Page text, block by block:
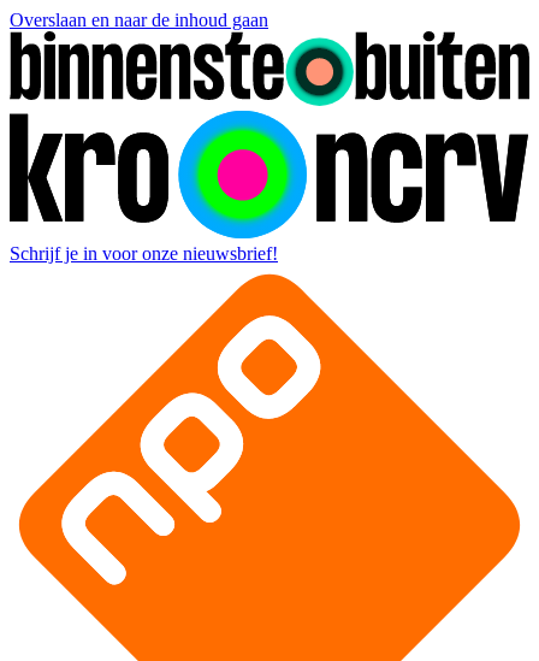
Overslaan en naar de inhoud gaan
Schrijf je in voor onze nieuwsbrief!